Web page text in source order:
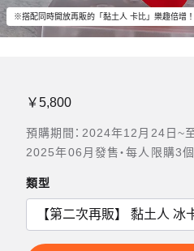
※搭配同時開放再販的「黏土人 卡比」樂趣倍增
￥5,800
預購期間：2024年12月24日~
2025年06月發售・每人限購3個
類型